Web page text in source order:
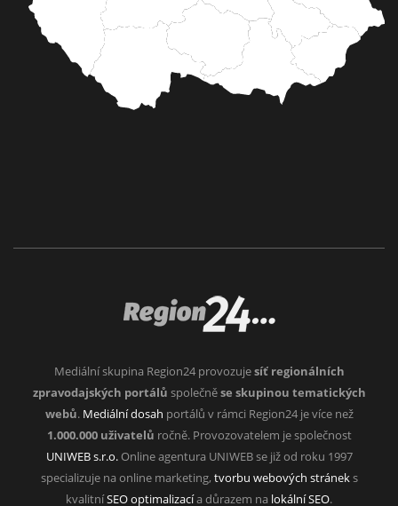
Mediální skupina Region24 provozujesíť regionálních
zpravodajských portálů společněse skupinou tematických
webů. Mediální dosah portálů v rámci Region24 je více než
1.000.000 uživatelů ročně. Provozovatelem je společnost
UNIWEB s.r.o.Online agentura UNIWEB se již od roku 1997
specializuje na online marketing, tvorbu webových stráneks
kvalitníSEO optimalizacía důrazem na lokální SEO.